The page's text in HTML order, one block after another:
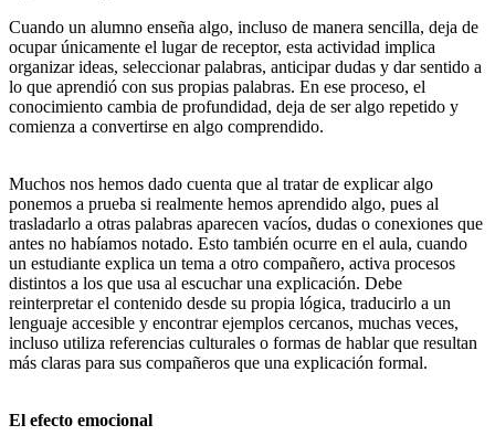
Cuando un alumno enseña algo, incluso de manera sencilla, deja de
ocupar únicamente el lugar de receptor, esta actividad implica
organizar ideas, seleccionar palabras, anticipar dudas y dar sentido a
lo que aprendió con sus propias palabras. En ese proceso, el
conocimiento cambia de profundidad, deja de ser algo repetido y
comienza a convertirse en algo comprendido.
Muchos nos hemos dado cuenta que al tratar de explicar algo
ponemos a prueba si realmente hemos aprendido algo, pues al
trasladarlo a otras palabras aparecen vacíos, dudas o conexiones que
antes no habíamos notado. Esto también ocurre en el aula, cuando
un estudiante explica un tema a otro compañero, activa procesos
distintos a los que usa al escuchar una explicación. Debe
reinterpretar el contenido desde su propia lógica, traducirlo a un
lenguaje accesible y encontrar ejemplos cercanos, muchas veces,
incluso utiliza referencias culturales o formas de hablar que resultan
más claras para sus compañeros que una explicación formal.
El efecto emocional